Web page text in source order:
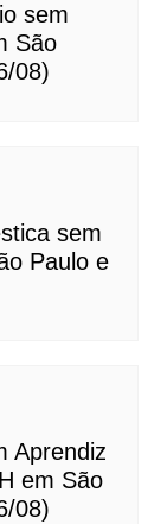
sem
São
08)
sem
Paulo e
Aprendiz
em São
08)